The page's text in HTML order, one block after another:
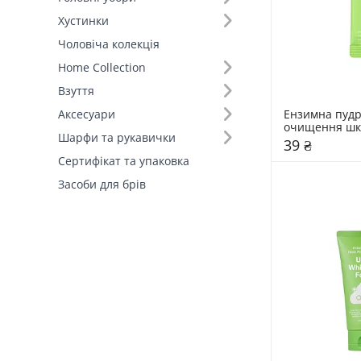
Хустинки
Чоловіча колекція
Home Collection
Взуття
Аксесуари
Шарфи та рукавички
Сертифікат та упаковка
Засоби для брів
Ензимна
очищення
Sungboon
39 ₴